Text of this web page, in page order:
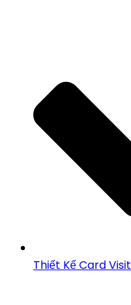
Thiết Kế Card Visit